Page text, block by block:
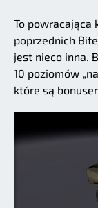
To powracająca
poprzednich
jest nieco inna.
10 poziomów
które są